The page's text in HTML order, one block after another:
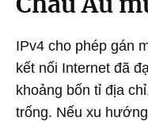
IPv4 cho phép gán
kết nối Internet đã
khoảng bốn tỉ địa
trống. Nếu xu